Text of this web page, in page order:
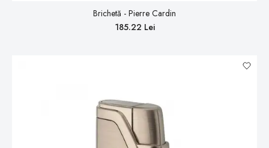
Brichetă - Pierre Cardin
185.22 Lei